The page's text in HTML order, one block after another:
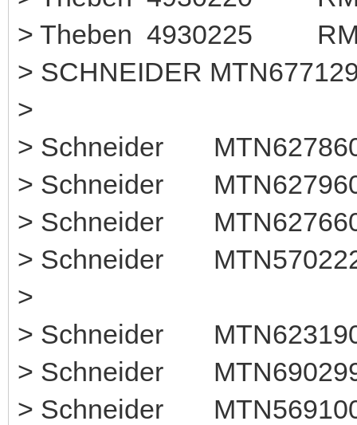
> Theben
> SCHNEIDER
>
> Schneider
> Schneider
> Schneider
> Schneider
>
> Schneider
> Schneider
> Schneider